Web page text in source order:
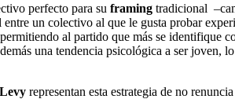
perfecto para su framing tradicional
un colectivo al que le gusta probar
al partido que más se
una tendencia psicológica a ser
representan esta estrategia de no